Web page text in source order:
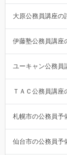
大原公務員講座の
伊藤塾公務員講座
ユーキャン公務員
ＴＡＣ公務員講座
札幌市の公務員
仙台市の公務員